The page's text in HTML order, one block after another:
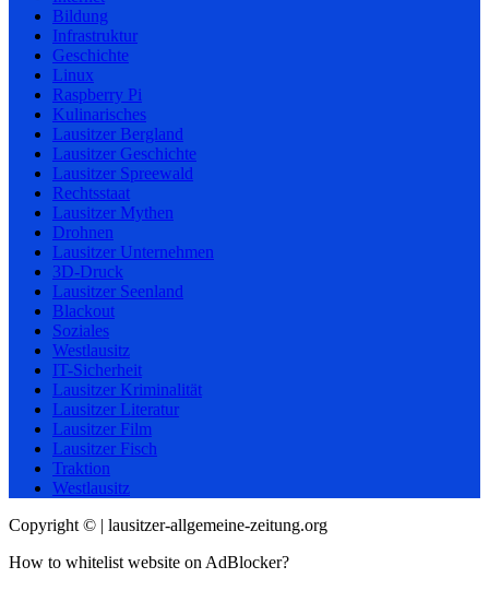
Bildung
Infrastruktur
Geschichte
Linux
Raspberry Pi
Kulinarisches
Lausitzer Bergland
Lausitzer Geschichte
Lausitzer Spreewald
Rechtsstaat
Lausitzer Mythen
Drohnen
Lausitzer Unternehmen
3D-Druck
Lausitzer Seenland
Blackout
Soziales
Westlausitz
IT-Sicherheit
Lausitzer Kriminalität
Lausitzer Literatur
Lausitzer Film
Lausitzer Fisch
Traktion
Westlausitz
Copyright © | lausitzer-allgemeine-zeitung.org
How to whitelist website on AdBlocker?